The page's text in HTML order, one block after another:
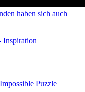
haben sich auch
Inspiration
Puzzle